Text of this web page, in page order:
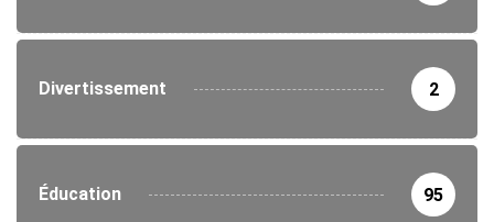
Divertissement 2
Éducation 95